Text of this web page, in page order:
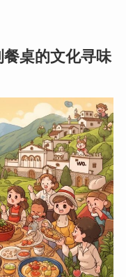
桌的文化寻味